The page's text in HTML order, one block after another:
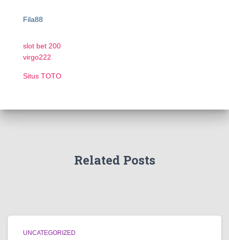
Fila88
slot bet 200
virgo222
Situs TOTO
Related Posts
UNCATEGORIZED